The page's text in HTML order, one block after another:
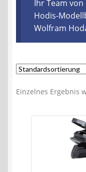
KontaktIhr Team von
Hodis-
Wolfram
Einzelnes Ergebnis